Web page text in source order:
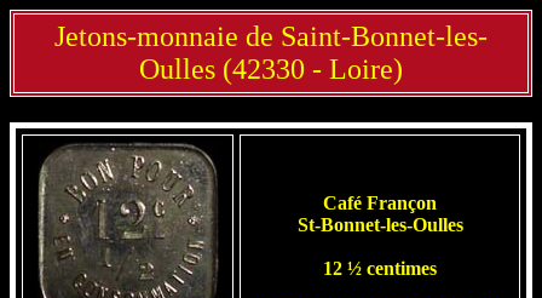
Jetons-monnaie de Saint-Bonnet-les-
Oulles (42330 - Loire)
Café Françon
St-Bonnet-les-Oulles
12 ½ centimes